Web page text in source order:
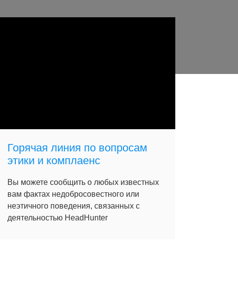
Горячая линия по вопросам
этики и комплаенс
Вы можете сообщить о любых известных
вам фактах недобросовестного или
неэтичного поведения, связанных с
деятельностью HeadHunter